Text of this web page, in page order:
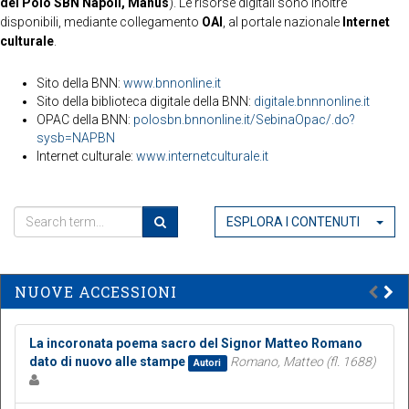
disponibili, mediante collegamento OAI , al portale nazionale Internet
culturale
Sito della BNN: www.bnnonline.it
Sito della biblioteca digitale della BNN: digitale.bnnnonline.it
OPAC della BNN: polosbn.bnnonline.it/SebinaOpac/.do?
sysb=NAPBN
Internet culturale: www.internetculturale.it
ESPLORA I CONTENUTI
NUOVE ACCESSIONI
La incoronata poema sacro del Signor Matteo Romano
dato di nuovo alle stampe
Autori Romano, Matteo (fl. 1688)